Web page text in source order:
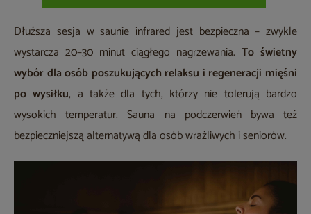
Dłuższa sesja w saunie infrared jest bezpieczna – zwykle
wystarcza 20–30 minut ciągłego nagrzewania. To świetny
wybór dla osób poszukujących relaksu i regeneracji mięśni
po wysiłku, a także dla tych, którzy nie tolerują bardzo
wysokich temperatur. Sauna na podczerwień bywa też
bezpieczniejszą alternatywą dla osób wrażliwych i seniorów.